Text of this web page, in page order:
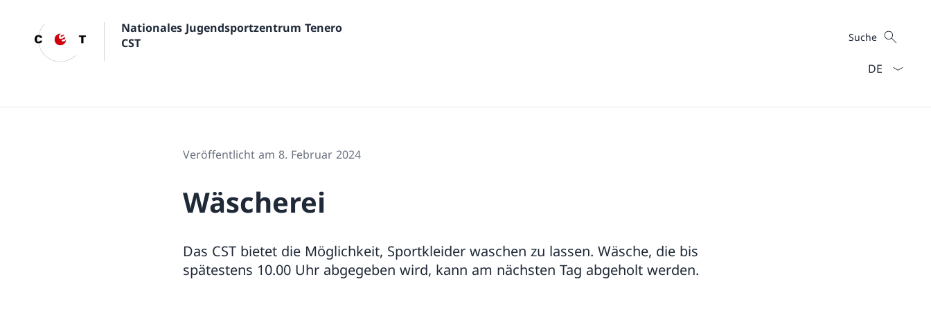
Nationales Jugendsportzentrum Tenero
CST
Suche
Suche
Veröffentlicht am 8. Februar 2024
Wäscherei
Das CST bietet die Möglichkeit, Sportkleider waschen zu lassen. Wäsche, die bis
spätestens 10.00 Uhr abgegeben wird, kann am nächsten Tag abgeholt werden.